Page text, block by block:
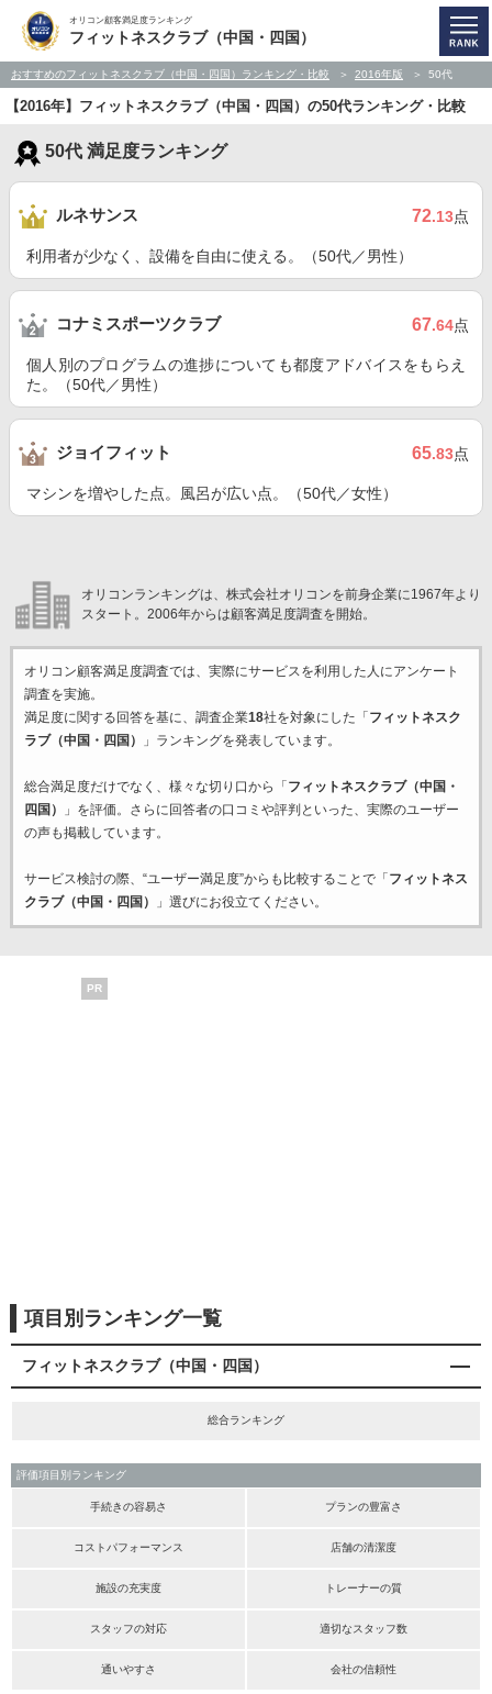
オリコン顧客満足度ランキング
フィットネスクラブ（中国・四国）
おすすめのフィットネスクラブ（中国・四国）ランキング・比較 2016年版 50代
【2016年】フィットネスクラブ（中国・四国）の50代ランキング・比較
50代 満足度ランキング
ルネサンス 72.13点
利用者が少なく、設備を自由に使える。（50代／男性）
コナミスポーツクラブ 67.64点
個人別のプログラムの進捗についても都度アドバイスをもらえ
た。（50代／男性）
ジョイフィット 65.83点
マシンを増やした点。風呂が広い点。（50代／女性）
オリコンランキングは、株式会社オリコンを前身企業に1967年より
スタート。2006年からは顧客満足度調査を開始。
オリコン顧客満足度調査では、実際にサービスを利用した 人にアンケート
調査を実施。
満足度に関する回答を基に、調査企業18社を対象にした「 フィットネスク
ラブ（中国・四国）
」ランキングを発表しています。
総合満足度だけでなく、様々な切り口から「 フィットネスクラブ（中国・
四国）
」を評価。さらに回答者の口コミや評判といった、実際のユーザー
の声も掲載しています。
サービス検討の際、“ユーザー満足度”からも比較することで「 フィットネス
クラブ（中国・四国）
」選びにお役立てください。
PR
項目別ランキング一覧
フィットネスクラブ（中国・四国）
総合ランキング
評価項目別ランキング
手続きの容易さ プランの豊富さ
コストパフォーマンス 店舗の清潔度
施設の充実度 トレーナーの質
スタッフの対応 適切なスタッフ数
通いやすさ 会社の信頼性